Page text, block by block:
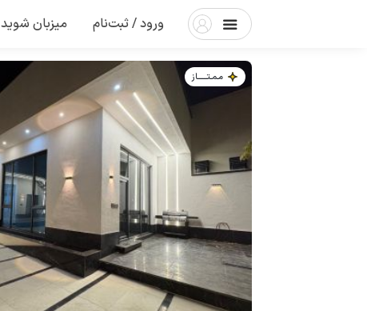
ورود / ثبت‌نام میزبان شوید
مـمـتــــــاز